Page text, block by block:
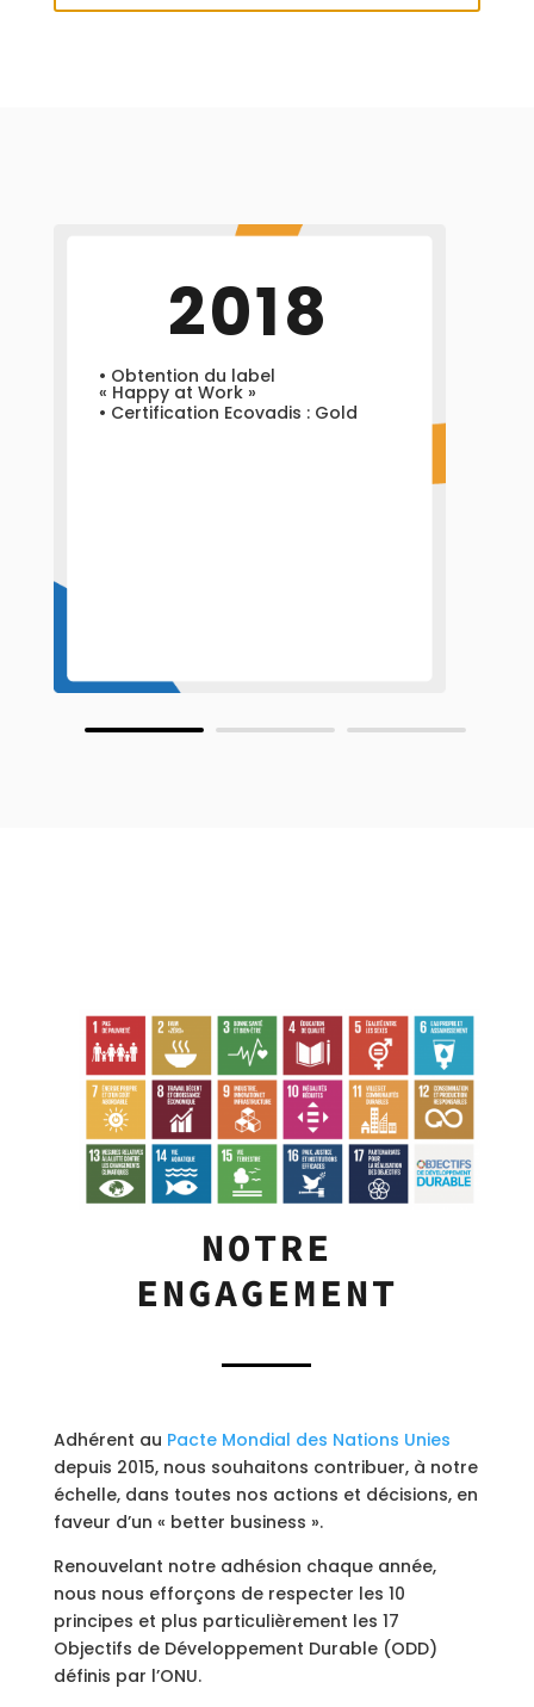
2018
• Obtention du label
« Happy at Work »
• Certification Ecovadis : Gold
NOTRE
ENGAGEMENT
Adhérent au Pacte Mondial des Nations Unies
depuis 2015, nous souhaitons contribuer, à notre
échelle, dans toutes nos actions et décisions, en
faveur d’un « better business ».
Renouvelant notre adhésion chaque année,
nous nous efforçons de respecter les 10
principes et plus particulièrement les 17
Objectifs de Développement Durable (ODD)
définis par l’ONU.